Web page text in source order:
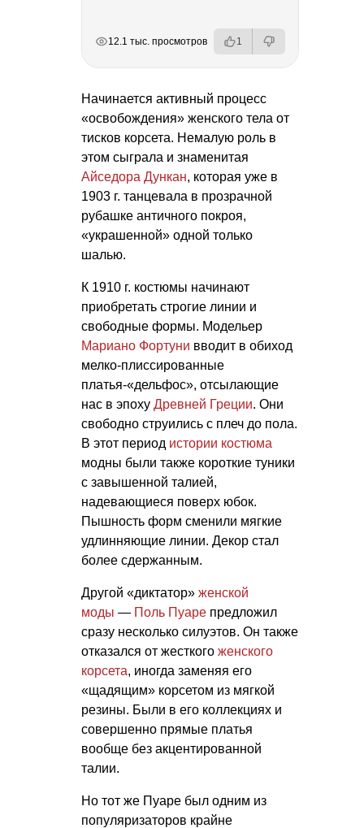
12.1 тыс. просмотров 1
Начинается активный процесс
«освобождения» женского тела от
тисков корсета. Немалую роль в
этом сыграла и знаменитая
Айседора Дункан, которая уже в
1903 г. танцевала в прозрачной
рубашке античного покроя,
«украшенной» одной только
шалью.
К 1910 г. костюмы начинают
приобретать строгие линии и
свободные формы. Модельер
Мариано Фортуни вводит в обиход
мелко-плиссированные
платья-«дельфос», отсылающие
нас в эпоху Древней Греции. Они
свободно струились с плеч до пола.
В этот период истории костюма
модны были также короткие туники
с завышенной талией,
надевающиеся поверх юбок.
Пышность форм сменили мягкие
удлинняющие линии. Декор стал
более сдержанным.
Другой «диктатор» женской
моды — Поль Пуаре предложил
сразу несколько силуэтов. Он также
отказался от жесткого женского
корсета, иногда заменяя его
«щадящим» корсетом из мягкой
резины. Были в его коллекциях и
совершенно прямые платья
вообще без акцентированной
талии.
Но тот же Пуаре был одним из
популяризаторов крайне